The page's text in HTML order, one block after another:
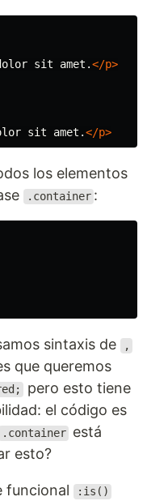
sit amet.</p>
sit amet.</p>
los elementos
.container :
sintaxis de ,
que queremos
pero esto tiene
el código es
.container está
esto?
funcional :is()